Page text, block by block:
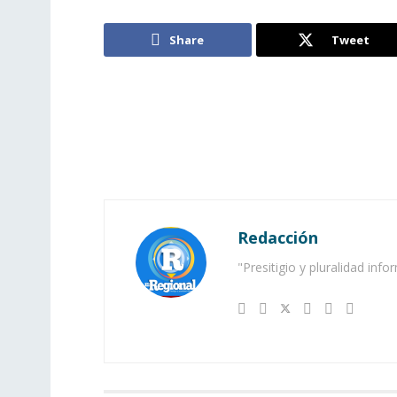
Share Tweet
Redacción
"Presitigio y pluralidad